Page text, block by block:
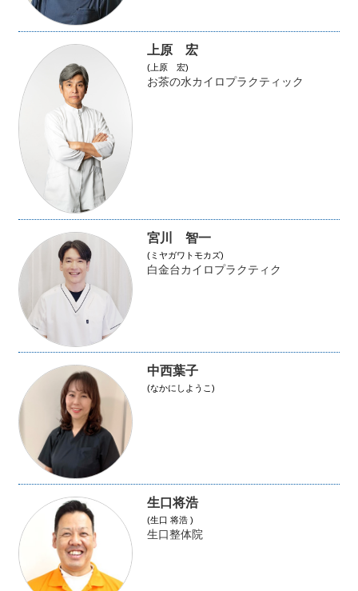
上原 宏
(上原 宏)
お茶の水カイロプラクティック
宮川 智一
(ミヤガワトモカズ)
白金台カイロプラクティク
中西葉子
(なかにしようこ)
生口将浩
(生口 将浩 )
生口整体院